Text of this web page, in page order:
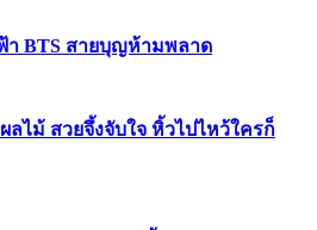
า BTS สายบุญห้ามพลาด
ลไม้ สวยจึ้งจับใจ หิ้วไปไหว้ใครก็